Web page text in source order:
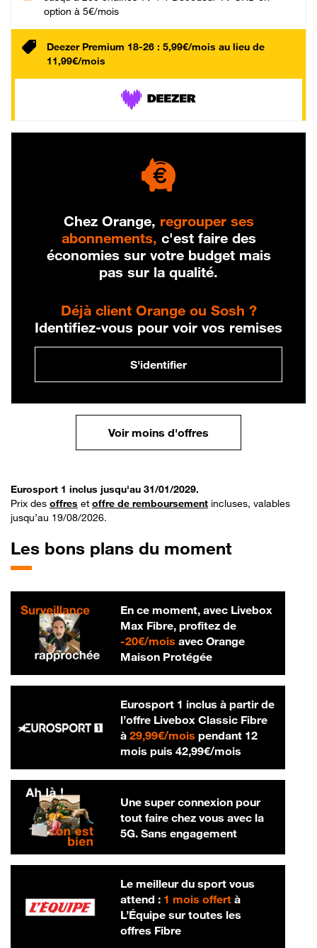
option à 5€/mois
Deezer Premium 18-26 : 5,99€/mois au lieu de
11,99€/mois
Chez Orange, regrouper ses
abonnements, c'est faire des
économies sur votre budget mais
pas sur la qualité.
Déjà client Orange ou Sosh ?
Identifiez-vous pour voir vos remises
S'identifier
Voir moins d'offres
Eurosport 1 inclus jusqu'au 31/01/2029.
Prix des offres et offre de remboursement incluses, valables
jusqu’au 19/08/2026.
Les bons plans du moment
En ce moment, avec Livebox
Max Fibre, profitez de
-20€/mois20 € par mois
avec Orange
Maison Protégée
Eurosport 1 inclus à partir de
l’offre Livebox Classic Fibre
à 29,99€/mois29,99 € par mois
pendant 12
mois puis 42,99€/mois42,99 € par
Une super connexion pour
tout faire chez vous avec la
5G. Sans engagement
Le meilleur du sport vous
attend : 1 mois offertà
L’Équipe sur toutes les
offres Fibre